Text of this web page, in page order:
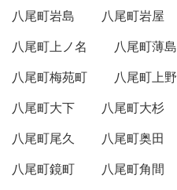
八尾町岩島
八尾町岩屋
八尾町上ノ名
八尾町薄島
八尾町梅苑町
八尾町上野
八尾町大下
八尾町大杉
八尾町尾久
八尾町奥田
八尾町鏡町
八尾町角間